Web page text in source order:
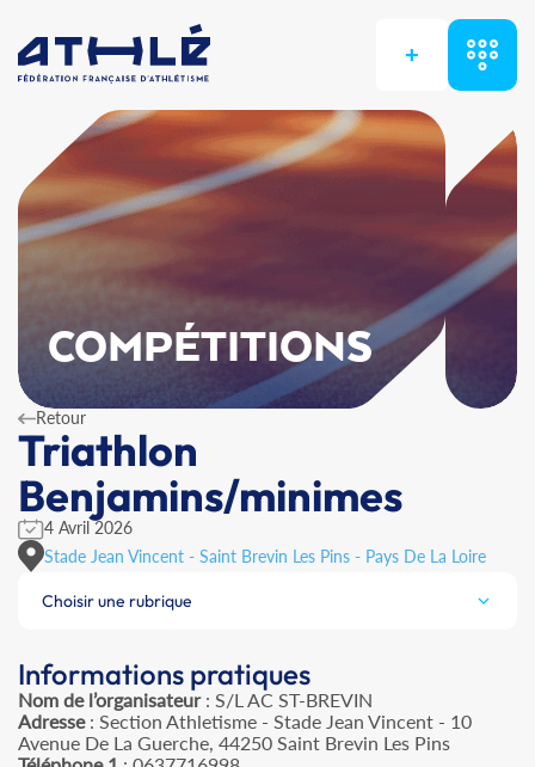
+
COMPÉTITIONS
Retour
Triathlon
Benjamins/minimes
4 Avril 2026
Stade Jean Vincent - Saint Brevin Les Pins - Pays De La Loire
Choisir une rubrique
Informations pratiques
Nom de l’organisateur: S/L AC ST-BREVIN
Adresse: Section Athletisme - Stade Jean Vincent - 10
Avenue De La Guerche, 44250 Saint Brevin Les Pins